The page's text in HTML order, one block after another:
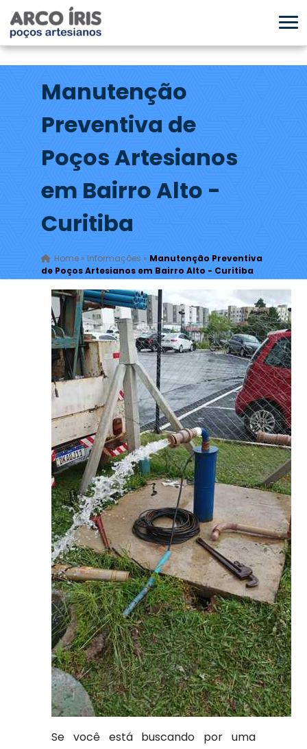
Manutenção
Preventiva de
Poços Artesianos
em Bairro Alto -
Curitiba
Home» Informações » Manutenção Preventiva
de Poços Artesianos em Bairro Alto - Curitiba
Se você está buscando por uma